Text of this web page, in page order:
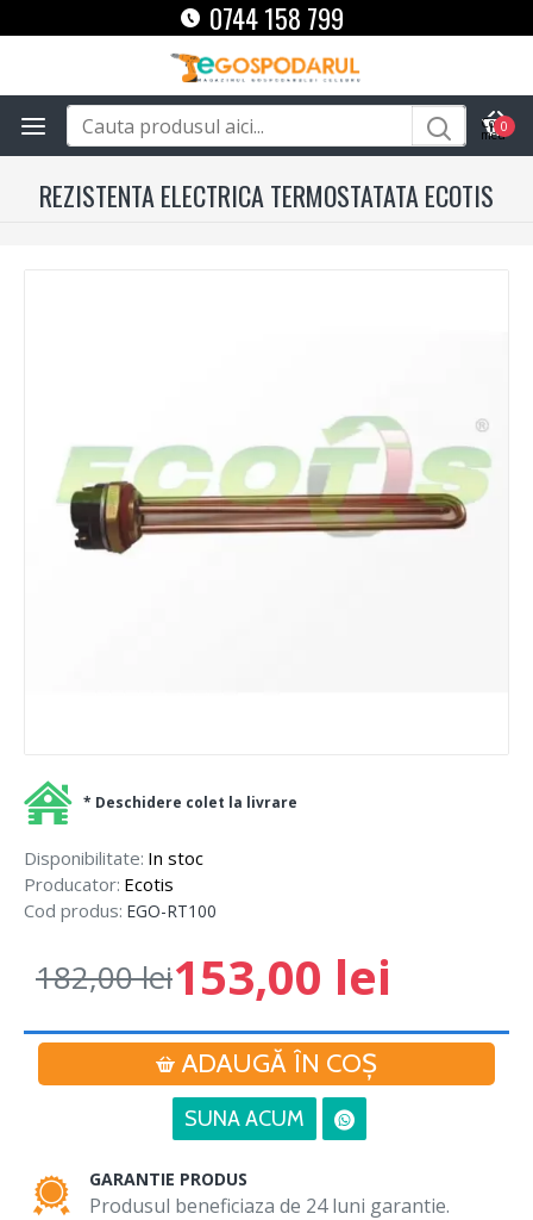
0744 158 799
0
REZISTENTA ELECTRICA TERMOSTATATA ECOTIS
Disponibilitate: In stoc
Producator: Ecotis
Cod produs: EGO-RT100
153,00 lei
182,00 lei
ADAUGĂ ÎN COŞ
SUNA ACUM
* Deschidere colet la livrare
GARANTIE PRODUS
Produsul beneficiaza de 24 luni garantie.